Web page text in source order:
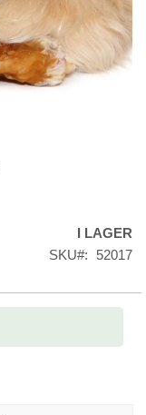
I LAGER
SKU
52017